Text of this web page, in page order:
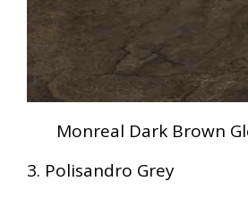
Monreal Dark Brown
3. Polisandro Grey